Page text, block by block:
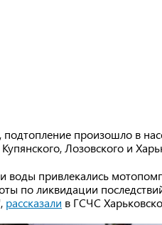
подтопление произошло в
Лозовского и
воды привлекались
по ликвидации
рассказали в ГСЧС